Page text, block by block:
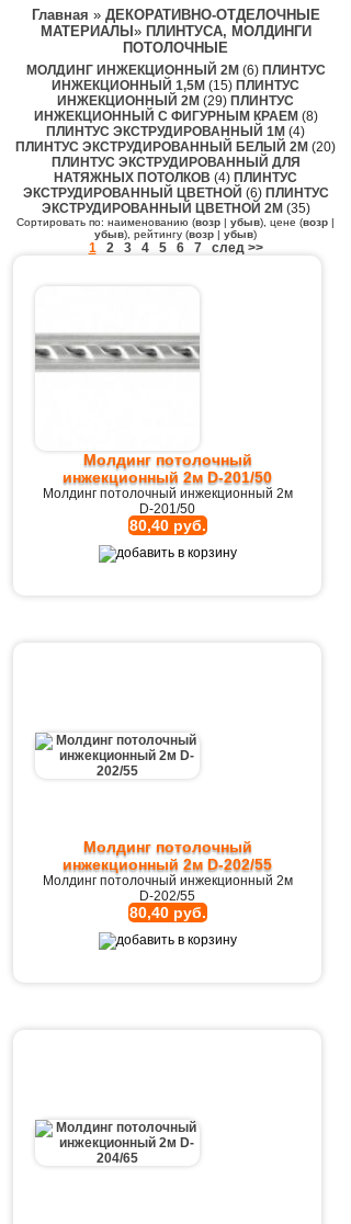
Главная » ДЕКОРАТИВНО-ОТДЕЛОЧНЫЕ
МАТЕРИАЛЫ » ПЛИНТУСА, МОЛДИНГИ
ПОТОЛОЧНЫЕ
МОЛДИНГ ИНЖЕКЦИОННЫЙ 2М (6) ПЛИНТУС
ИНЖЕКЦИОННЫЙ 1,5М (15) ПЛИНТУС
ИНЖЕКЦИОННЫЙ 2М (29) ПЛИНТУС
ИНЖЕКЦИОННЫЙ С ФИГУРНЫМ КРАЕМ (8)
ПЛИНТУС ЭКСТРУДИРОВАННЫЙ 1М (4)
ПЛИНТУС ЭКСТРУДИРОВАННЫЙ БЕЛЫЙ 2М (20)
ПЛИНТУС ЭКСТРУДИРОВАННЫЙ ДЛЯ
НАТЯЖНЫХ ПОТОЛКОВ (4) ПЛИНТУС
ЭКСТРУДИРОВАННЫЙ ЦВЕТНОЙ (6) ПЛИНТУС
ЭКСТРУДИРОВАННЫЙ ЦВЕТНОЙ 2М (35)
Сортировать по: наименованию (возр | убыв), цене (возр |
убыв), рейтингу (возр | убыв)
1 2 3 4 5 6 7 след >>
Молдинг потолочный
инжекционный 2м D-201/50
Молдинг потолочный инжекционный 2м
D-201/50
80,40 руб.
Молдинг потолочный
инжекционный 2м D-202/55
Молдинг потолочный инжекционный 2м
D-202/55
80,40 руб.